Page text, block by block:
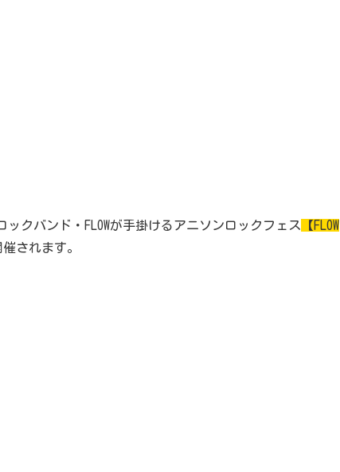
クバンド・FLOWが手掛けるアニソンロックフェス
【FLOW
されます。